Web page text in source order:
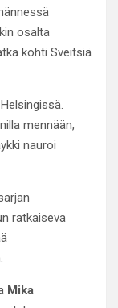
osalta
kohti Sveitsiä
mennään,
nauroi
ratkaiseva
Mika